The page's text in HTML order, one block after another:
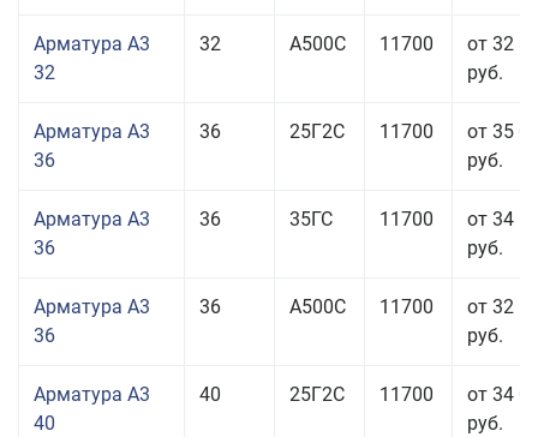
Арматура А3
32
32 А500С 11700
от 32
руб.
Арматура А3
36
36 25Г2С 11700
от 35
руб.
Арматура А3
36
36 35ГС 11700
от 34
руб.
Арматура А3
36
36 А500С 11700
от 32
руб.
Арматура А3
40
40 25Г2С 11700
от 34
руб.